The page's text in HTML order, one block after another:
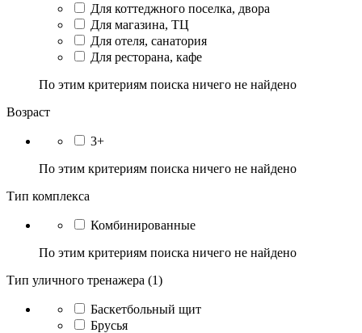
Для коттеджного поселка, двора
Для магазина, ТЦ
Для отеля, санатория
Для ресторана, кафе
По этим критериям поиска ничего не найдено
Возраст
3+
По этим критериям поиска ничего не найдено
Тип комплекса
Комбинированные
По этим критериям поиска ничего не найдено
Тип уличного тренажера (1)
Баскетбольный щит
Брусья